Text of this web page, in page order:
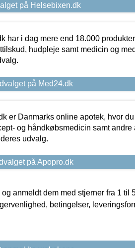
på Helsebixen.dk
har i dag mere end 18.000
hudpleje samt medicin og
på Med24.dk
er Danmarks online apotek, hvor
og håndkøbsmedicin samt andre
udvalg.
på Apopro.dk
anmeldt dem med stjerner fra 1 til
betingelser,